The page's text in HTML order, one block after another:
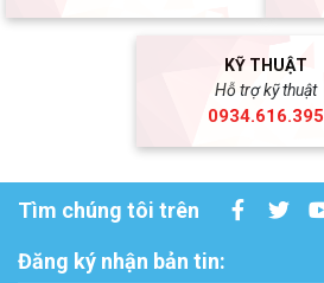
KỸ THUẬT
Hỗ trợ kỹ thuật
0934.616.395
Tìm chúng tôi trên
Đăng ký nhận bản tin: